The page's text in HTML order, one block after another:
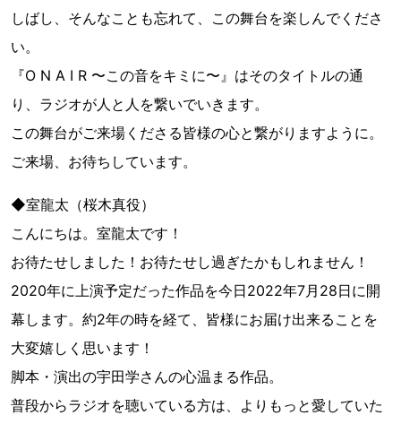
しばし、そんなことも忘れて、この舞台を楽しんでくださ
い。
『O N A I R 〜この音をキミに〜』はそのタイトルの通
り、ラジオが人と人を繋いでいきます。
この舞台がご来場くださる皆様の心と繋がりますように。
ご来場、お待ちしています。
◆室龍太（桜木真役）
こんにちは。室龍太です！
お待たせしました！お待たせし過ぎたかもしれません！
2020年に上演予定だった作品を今日2022年7月28日に開
幕します。約2年の時を経て、皆様にお届け出来ることを
大変嬉しく思います！
脚本・演出の宇田学さんの心温まる作品。
普段からラジオを聴いている方は、よりもっと愛していた